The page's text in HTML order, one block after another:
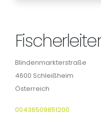
Blindenmarkterstraße
4600 Schleißheim
Österreich
00436509851200